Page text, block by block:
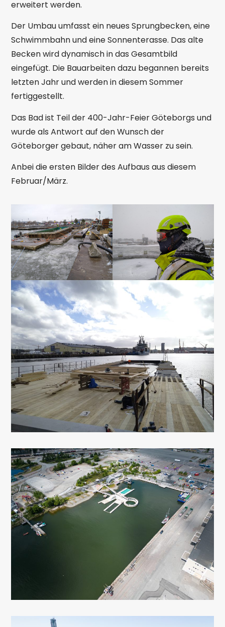
erweitert werden.
Der Umbau umfasst ein neues Sprungbecken, eine
Schwimmbahn und eine Sonnenterasse. Das alte
Becken wird dynamisch in das Gesamtbild
eingefügt. Die Bauarbeiten dazu begannen bereits
letzten Jahr und werden in diesem Sommer
fertiggestellt.
Das Bad ist Teil der 400-Jahr-Feier Göteborgs und
wurde als Antwort auf den Wunsch der
Göteborger gebaut, näher am Wasser zu sein.
Anbei die ersten Bilder des Aufbaus aus diesem
Februar/März.